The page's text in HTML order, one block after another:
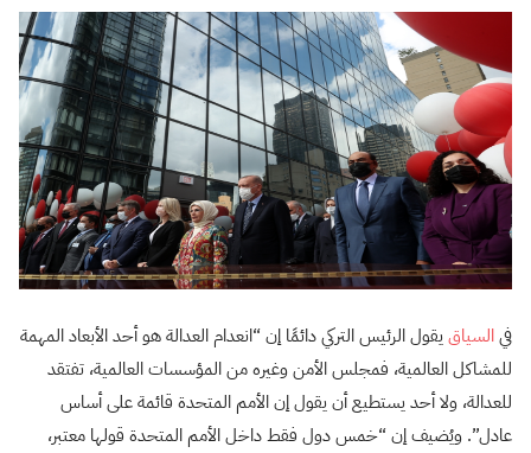
فيالسياق يقول الرئيس التركي دائمًا إن “انعدام العدالة هو أحد الأبعاد المهمة
للمشاكل العالمية، فمجلس الأمن وغيره من المؤسسات العالمية، تفتقد
للعدالة، ولا أحد يستطيع أن يقول إن الأمم المتحدة قائمة على أساس
عادل”. ويُضيف إن “خمس دول فقط داخل الأمم المتحدة قولها معتبر،